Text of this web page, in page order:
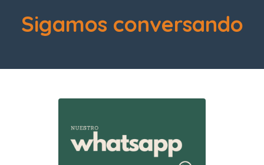
Sigamos conversando